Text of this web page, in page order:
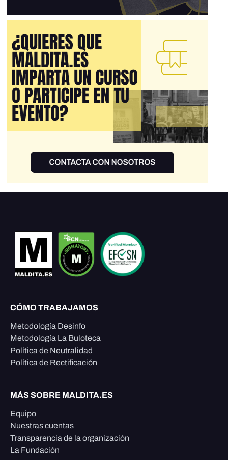
CÓMO TRABAJAMOS
Metodología Desinfo
Metodología La Buloteca
Política de Neutralidad
Política de Rectificación
MÁS SOBRE MALDITA.ES
Equipo
Nuestras cuentas
Transparencia de la organización
La Fundación